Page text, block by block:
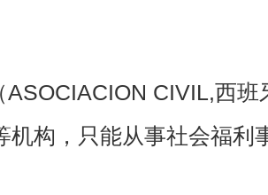
ASOCIACION CIVIL,西
机构，只能从事社会福利